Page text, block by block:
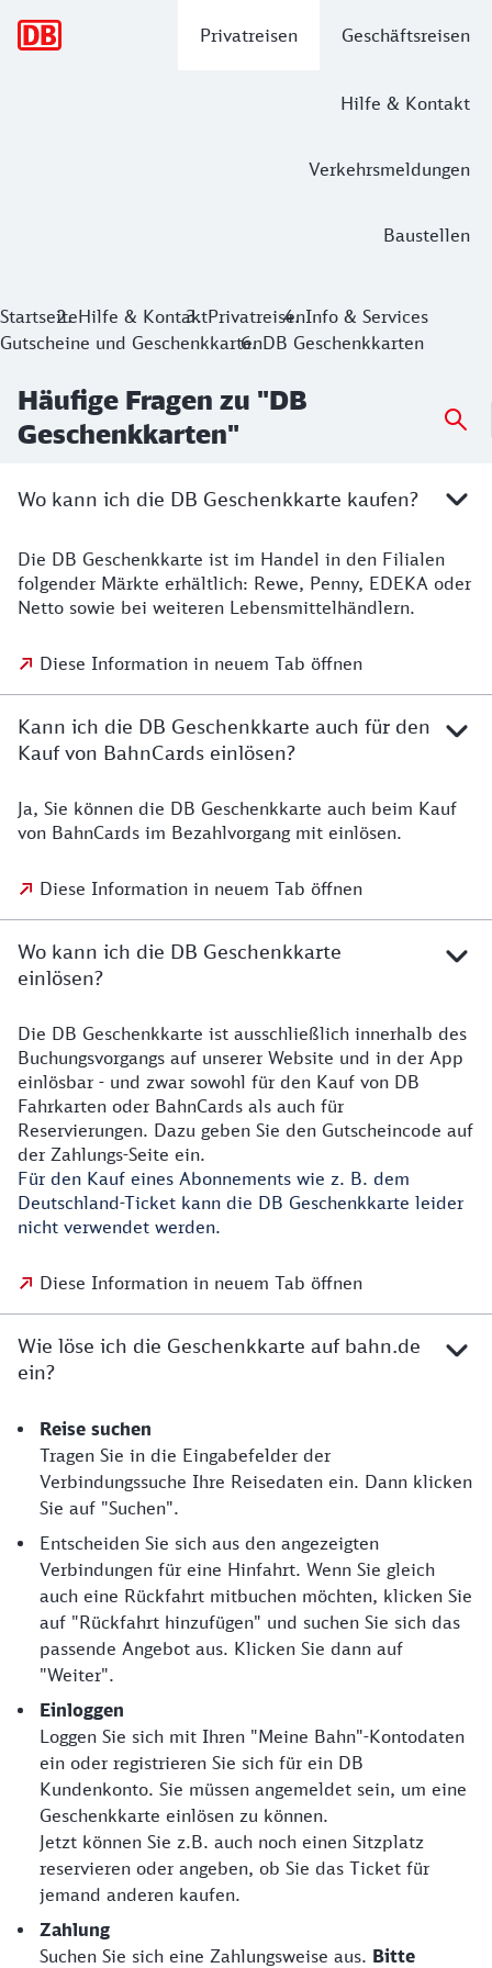
Privatreisen Geschäftsreisen
Hilfe & Kontakt
Verkehrsmeldungen
Baustellen
StartseiteHilfe & KontaktPrivatreisenInfo & Services
Gutscheine und GeschenkkartenDB Geschenkkarten
Häufige Fragen zu "DB
Geschenkkarten"
Wo kann ich die DB Geschenkkarte kaufen?
Die DB Geschenkkarte ist im Handel in den Filialen
folgender Märkte erhältlich: Rewe, Penny, EDEKA oder
Netto sowie bei weiteren Lebensmittelhändlern.
Diese Information in neuem Tab öffnen
Kann ich die DB Geschenkkarte auch für den
Kauf von BahnCards einlösen?
Ja, Sie können die DB Geschenkkarte auch beim Kauf
von BahnCards im Bezahlvorgang mit einlösen.
Diese Information in neuem Tab öffnen
Wo kann ich die DB Geschenkkarte
einlösen?
Die DB Geschenkkarte ist ausschließlich innerhalb des
Buchungsvorgangs auf unserer Website und in der App
einlösbar - und zwar sowohl für den Kauf von DB
Fahrkarten oder BahnCards als auch für
Reservierungen. Dazu geben Sie den Gutscheincode auf
der Zahlungs-Seite ein.
Für den Kauf eines Abonnements wie z. B. dem
Deutschland-Ticket kann die DB Geschenkkarte leider
nicht verwendet werden.
Diese Information in neuem Tab öffnen
Wie löse ich die Geschenkkarte auf bahn.de
ein?
Reise suchen
Tragen Sie in die Eingabefelder der
Verbindungssuche Ihre Reisedaten ein. Dann klicken
Sie auf "Suchen".
Entscheiden Sie sich aus den angezeigten
Verbindungen für eine Hinfahrt. Wenn Sie gleich
auch eine Rückfahrt mitbuchen möchten, klicken Sie
auf "Rückfahrt hinzufügen" und suchen Sie sich das
passende Angebot aus. Klicken Sie dann auf
"Weiter".
Einloggen
Loggen Sie sich mit Ihren "Meine Bahn"-Kontodaten
ein oder registrieren Sie sich für ein DB
Kundenkonto. Sie müssen angemeldet sein, um eine
Geschenkkarte einlösen zu können.
Jetzt können Sie z.B. auch noch einen Sitzplatz
reservieren oder angeben, ob Sie das Ticket für
jemand anderen kaufen.
Zahlung
Suchen Sie sich eine Zahlungsweise aus. Bitte